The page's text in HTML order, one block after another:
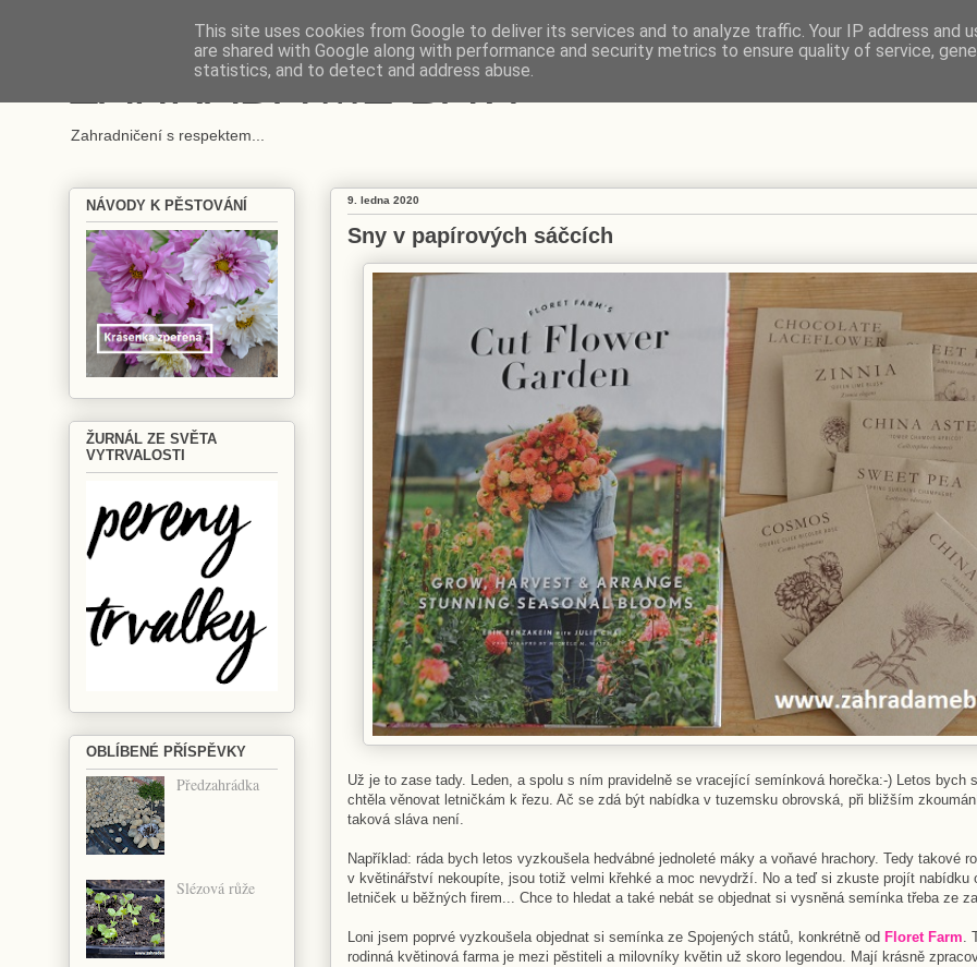
ZAHRADA MĚ BAVÍ
Zahradničení s respektem...
9. ledna 2020
Sny v papírových sáčcích
Už je to zase tady. Leden, a spolu s ním pravidelně se vracející semínková horečka:-) Letos bych
chtěla věnovat letničkám k řezu. Ač se zdá být nabídka v tuzemsku obrovská, při bližším
taková sláva není.
Například: ráda bych letos vyzkoušela hedvábné jednoleté máky a voňavé hrachory. Tedy takové
v květinářství nekoupíte, jsou totiž velmi křehké a moc nevydrží. No a teď si zkuste projít nabídku
letniček u běžných firem... Chce to hledat a také nebát se objednat si vysněná semínka třeba ze
Loni jsem poprvé vyzkoušela objednat si semínka ze Spojených států, konkrétně od Floret Farm.
rodinná květinová farma je mezi pěstiteli a milovníky květin už skoro legendou. Mají krásně
NÁVODY K PĚSTOVÁNÍ
ŽURNÁL ZE SVĚTA
VYTRVALOSTI
OBLÍBENÉ PŘÍSPĚVKY
Předzahrádka
Slézová růže
This site uses cookies from Google to deliver its services and to analyze traffic. Your IP address and
are shared with Google along with performance and security metrics to ensure quality of service,
statistics, and to detect and address abuse.